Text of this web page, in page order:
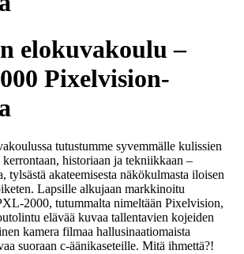
elokuvakoulu –
Pixelvision-
tutustumme syvemmälle kulissien
historiaan ja tekniikkaan –
tylsästä akateemisesta näkökulmasta iloisen
Lapsille alkujaan markkinoitu
2000, tutummalta nimeltään Pixelvision,
elävää kuvaa tallentavien kojeiden
kamera filmaa hallusinaatiomaista
suoraan c-äänikaseteille. Mitä ihmettä?!